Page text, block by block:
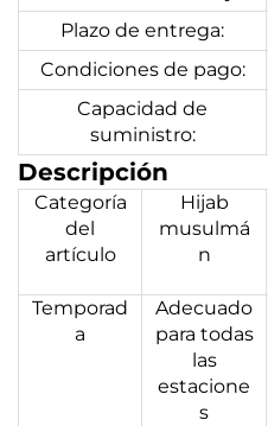
Plazo de entrega:
Condiciones de pago:
Capacidad de
suministro:
Descripción
Categoría
del
artículo
Hijab
musulmá
n
Temporad
a
Adecuado
para todas
las
estacione
s